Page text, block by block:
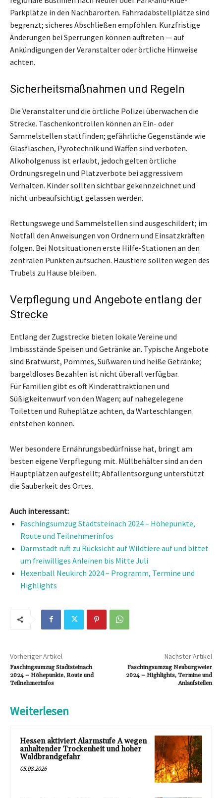
Parkplätze in den Nachbarorten. Fahrradabstellplätze sind
begrenzt; sicheres Abschließen empfohlen. Kurzfristige
Änderungen bei Sperrungen können auftreten — auf
Ankündigungen der Veranstalter oder örtliche Hinweise
achten.
Sicherheitsmaßnahmen und Regeln
Die Veranstalter und die örtliche Polizei überwachen die
Strecke. Taschenkontrollen können an Ein- oder
Sammelstellen stattfinden; gefährliche Gegenstände wie
Glasflaschen, Pyrotechnik und Waffen sind verboten.
Alkoholgenuss ist erlaubt, jedoch gelten örtliche
Ordnungsregeln und Platzverbote bei aggressivem
Verhalten. Kinder sollten sichtbar gekennzeichnet und
nicht unbeaufsichtigt gelassen werden.
Rettungswege und Sammelstellen sind ausgeschildert; im
Notfall den Anweisungen von Ordnern und Einsatzkräften
folgen. Bei Notsituationen erste Hilfe-Stationen an den
zentralen Punkten aufsuchen. Haustiere sollten wegen des
Trubels zu Hause bleiben.
Verpflegung und Angebote entlang der
Strecke
Entlang der Zugstrecke bieten lokale Vereine und
Imbissstände Speisen und Getränke an. Typische Angebote
sind Bratwurst, Pommes, Süßwaren und heiße Getränke;
bargeldloses Bezahlen ist nicht überall verfügbar.
Für Familien gibt es oft Kinderattraktionen und
Süßigkeitenwurf von den Wagen; auf nahegelegene
Toiletten und Ruheplätze achten, da Warteschlangen
entstehen können.
Wer besondere Ernährungsbedürfnisse hat, bringt am
besten eigene Verpflegung mit. Müllbehälter sind an den
Hauptplätzen aufgestellt; Abfallentsorgung unterstützt
die Sauberkeit des Ortes.
Auch interessant:
Faschingsumzug Stadtsteinach 2024 – Höhepunkte,
Route und Teilnehmerinfos
Darmstadt ruft zu Rücksicht auf Wildtiere auf und bittet
um freiwilliges Anleinen bis Mitte Juli
Hexenball Neukirch 2024 – Programm, Termine und
Highlights
Vorheriger Artikel
Faschingsumzug Stadtsteinach
2024 – Höhepunkte, Route und
Teilnehmerinfos
Nächster Artikel
Faschingsumzug Neuburgweier
2024 – Highlights, Termine und
Anlaufstellen
Weiterlesen
Hessen aktiviert Alarmstufe A wegen
anhaltender Trockenheit und hoher
Waldbrandgefahr
05.08.2026